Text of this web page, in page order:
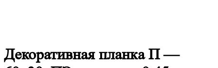
Декоративнаяпланка П —